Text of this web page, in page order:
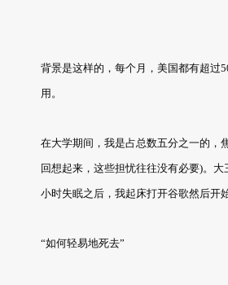
背景是这样的，每个月，美国都有超过
用。
在大学期间，我是占总数五分之一的，
回想起来，这些担忧往往没有必要)。
小时失眠之后，我起床打开谷歌然后开
“如何轻易地死去”